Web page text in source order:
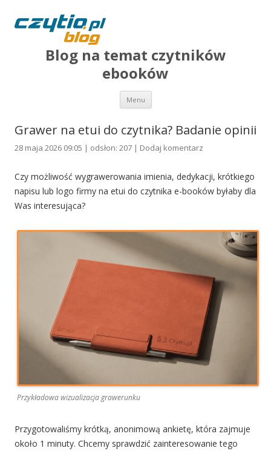
Blog na temat czytników
ebooków
Menu Przejdź do treści
Grawer na etui do czytnika? Badanie opinii
28 maja 2026 09:05 | odsłon: 207 | Dodaj komentarz
Czy możliwość wygrawerowania imienia, dedykacji, krótkiego
napisu lub logo firmy na etui do czytnika e-booków byłaby dla
Was interesująca?
Przykładowa wizualizacja grawerunku
Przygotowaliśmy krótką, anonimową ankietę, która zajmuje
około 1 minuty. Chcemy sprawdzić zainteresowanie tego